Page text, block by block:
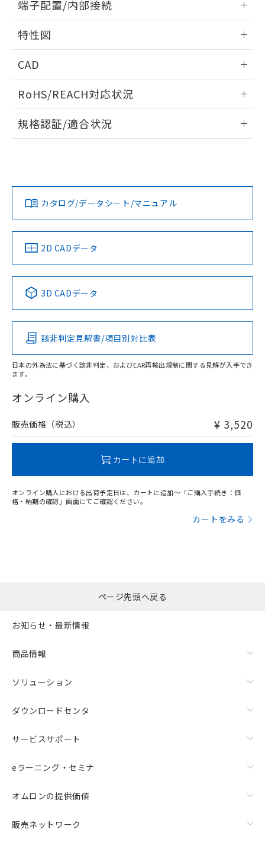
外形図
端子配置/内部接続
端子配置/内部接続
特性図
開閉容量
CAD
ドすることができます。
ログイン/会員登録
ダウンロードデータをご利用いただく前に、以下を必ずお読
みください。
ソフトウェアの使用条件
RoHS/REACH対応状況
EU RoHS 注意事項・凡例
対応済み
中国 RoHS 注意事項・凡例
Pb Hg Cd Cr(VI)
O
在庫等で未対応品が混在する可能性があります。
問い合わせください。
規格認証/適合状況
LR型式承認
（イギリス
船舶規格）
DNV型式承認
（ノルウェー
BV型式承認
（フランス
KR型式
（韓国
No No No No
この製品の規格認証/適合状況ページへ
その他の認証はこちらのページからご検索ください
カタログ/データシート/マニュアル
2D CADデータ
3D CADデータ
該非判定見解書/項目別対比表
日本の外為法に基づく該非判定、およびEAR再輸出規制に関する見解が入手でき
ます。
オンライン購入
販売価格（税込） ¥ 3,520
カートに追加
オンライン購入における出荷予定日は、カートに追加～「ご購入手続き：価
格・納期の確認」画面にてご確認ください。
カートをみる
り、2022年1月12日より割愛しておりま
す。
ページ先頭へ戻る
お知らせ・最新情報
商品情報
ソリューション
ダウンロードセンタ
サービスサポート
eラーニング・セミナ
オムロンの提供価値
販売ネットワーク